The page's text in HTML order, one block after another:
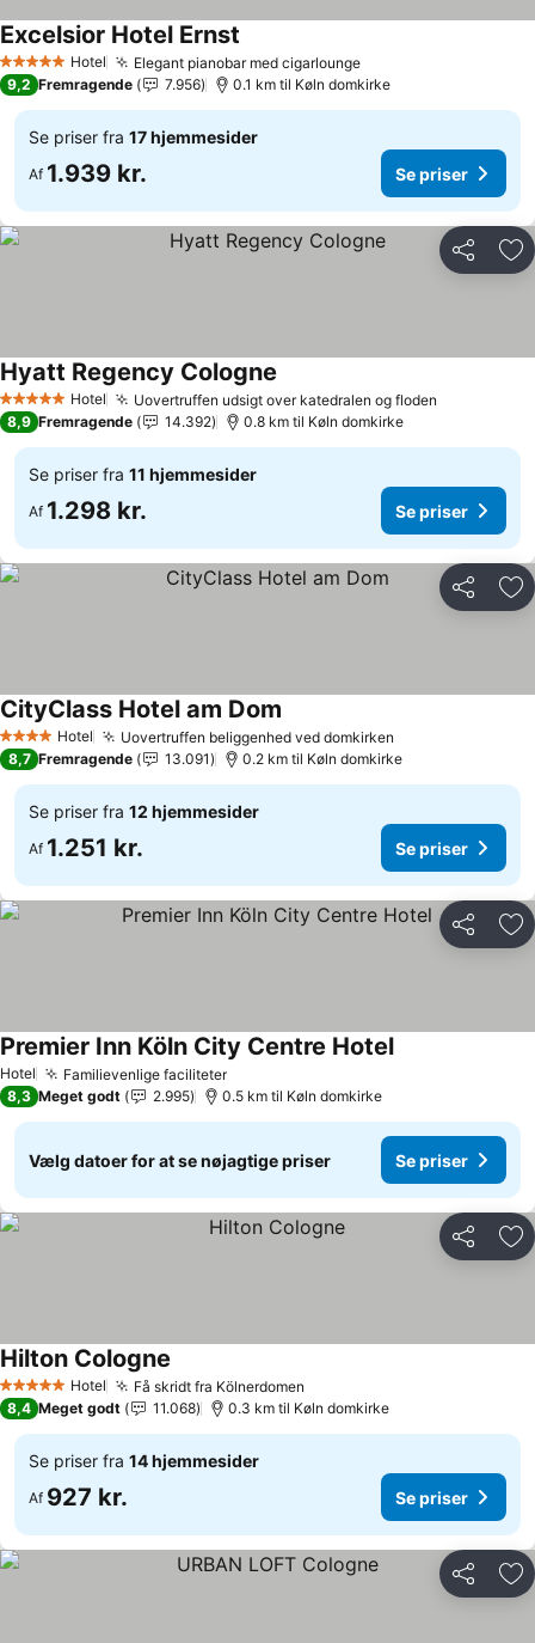
5 Stjerner Hotel Elegant pianobar med cigarlounge
Excelsior Hotel Ernst
9,2 Fremragende 7.956 0.1 km til Køln domkirke
Se priser fra 17 hjemmesider
Af 1.939 kr. Se priser
Del
5 Stjerner Hotel Uovertruffen udsigt over katedralen og floden
Hyatt Regency Cologne
8,9 Fremragende 14.392 0.8 km til Køln domkirke
Se priser fra 11 hjemmesider
Af 1.298 kr. Se priser
Del
4 StjernerHotel Uovertruffen beliggenhed ved domkirken
CityClass Hotel am Dom
8,7 Fremragende 13.091 0.2 km til Køln domkirke
Se priser fra 12 hjemmesider
Af 1.251 kr. Se priser
Del
Hotel Familievenlige faciliteter
Premier Inn Köln City Centre Hotel
8,3 Meget godt 2.995 0.5 km til Køln domkirke
Vælg datoer for at se nøjagtige priser Se priser
Del
5 Stjerner Hotel Få skridt fra Kölnerdomen
Hilton Cologne
8,4 Meget godt 11.068 0.3 km til Køln domkirke
Se priser fra 14 hjemmesider
Af 927 kr. Se priser
Del